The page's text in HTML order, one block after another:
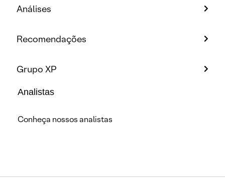
Análises
Recomendações
Grupo XP
Analistas
Conheça nossos analistas